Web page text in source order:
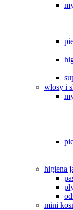
włosy i
higiena
mini